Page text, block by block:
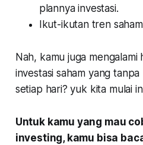
plannya investasi.
Ikut-ikutan tren
Nah, kamu juga
investasi saham yang
setiap hari? yuk kita mulai
Untuk kamu yang mau
investing, kamu bisa